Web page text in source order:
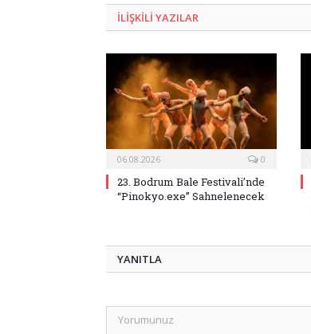
ILIŞKILI YAZILAR
06.08.2026 0
23. Bodrum Bale Festivali’nde
“Pinokyo.exe” Sahnelenecek
YANITLA